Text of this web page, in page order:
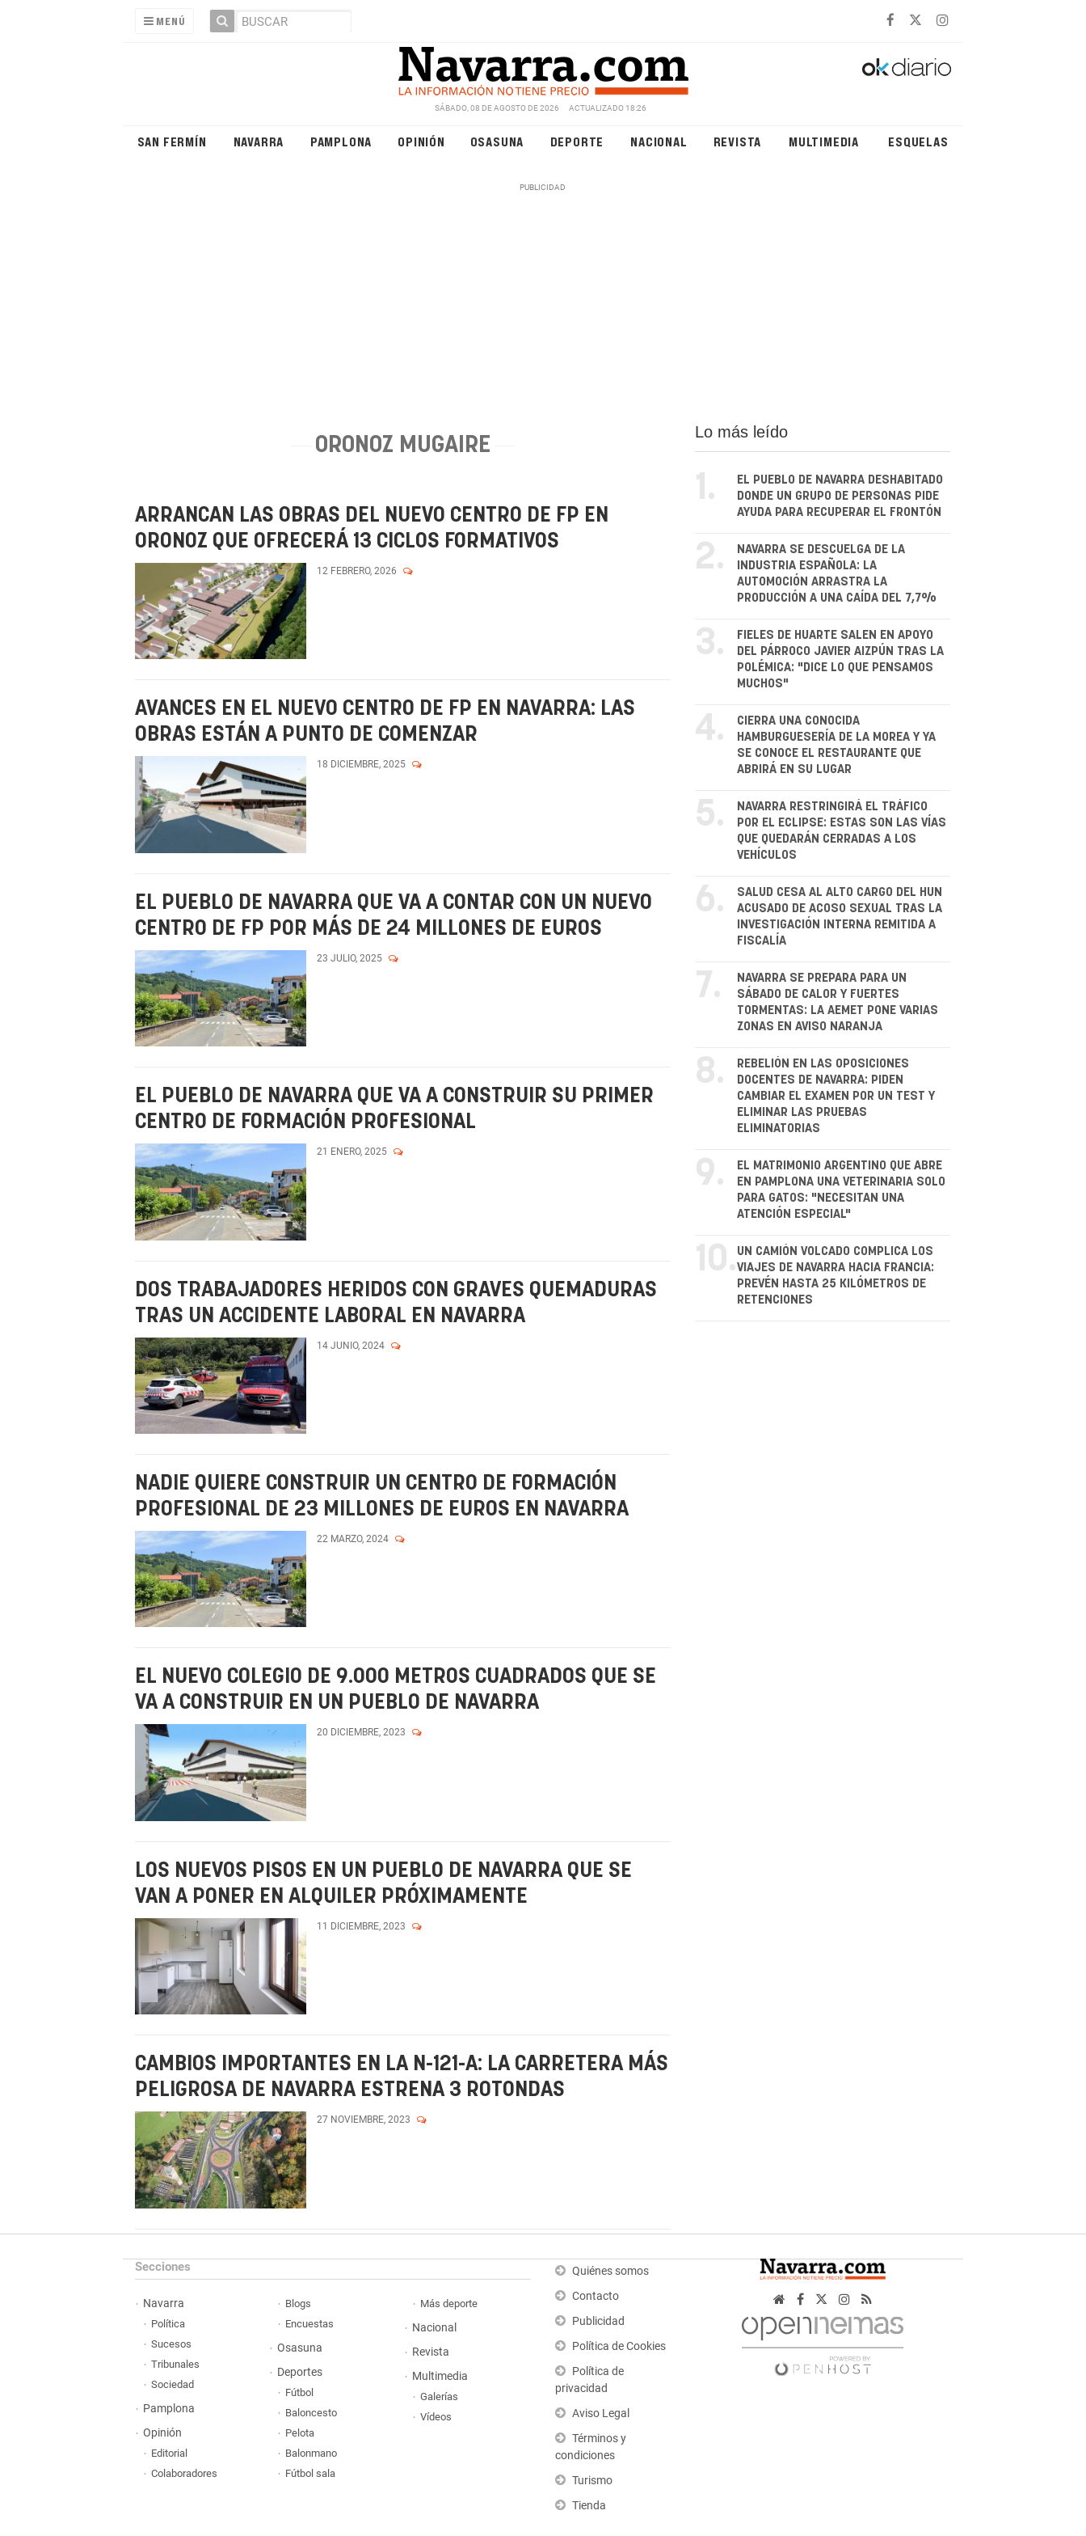
MENÚ
SÁBADO, 08 DE AGOSTO DE 2026 ACTUALIZADO 18:26
SAN FERMÍN NAVARRA PAMPLONA OPINIÓN OSASUNA DEPORTE NACIONAL REVISTA MULTIMEDIA ESQUELAS
ORONOZ MUGAIRE
ARRANCAN LAS OBRAS DEL NUEVO CENTRO DE FP EN
ORONOZ QUE OFRECERÁ 13 CICLOS FORMATIVOS
12 FEBRERO, 2026
AVANCES EN EL NUEVO CENTRO DE FP EN NAVARRA: LAS
OBRAS ESTÁN A PUNTO DE COMENZAR
18 DICIEMBRE, 2025
EL PUEBLO DE NAVARRA QUE VA A CONTAR CON UN NUEVO
CENTRO DE FP POR MÁS DE 24 MILLONES DE EUROS
23 JULIO, 2025
EL PUEBLO DE NAVARRA QUE VA A CONSTRUIR SU PRIMER
CENTRO DE FORMACIÓN PROFESIONAL
21 ENERO, 2025
DOS TRABAJADORES HERIDOS CON GRAVES QUEMADURAS
TRAS UN ACCIDENTE LABORAL EN NAVARRA
14 JUNIO, 2024
NADIE QUIERE CONSTRUIR UN CENTRO DE FORMACIÓN
PROFESIONAL DE 23 MILLONES DE EUROS EN NAVARRA
22 MARZO, 2024
EL NUEVO COLEGIO DE 9.000 METROS CUADRADOS QUE SE
VA A CONSTRUIR EN UN PUEBLO DE NAVARRA
20 DICIEMBRE, 2023
LOS NUEVOS PISOS EN UN PUEBLO DE NAVARRA QUE SE
VAN A PONER EN ALQUILER PRÓXIMAMENTE
11 DICIEMBRE, 2023
CAMBIOS IMPORTANTES EN LA N-121-A: LA CARRETERA MÁS
PELIGROSA DE NAVARRA ESTRENA 3 ROTONDAS
27 NOVIEMBRE, 2023
Lo más leído
1.
EL PUEBLO DE NAVARRA DESHABITADO
DONDE UN GRUPO DE PERSONAS PIDE
AYUDA PARA RECUPERAR EL FRONTÓN
2.
NAVARRA SE DESCUELGA DE LA
INDUSTRIA ESPAÑOLA: LA
AUTOMOCIÓN ARRASTRA LA
PRODUCCIÓN A UNA CAÍDA DEL 7,7%
3.
FIELES DE HUARTE SALEN EN APOYO
DEL PÁRROCO JAVIER AIZPÚN TRAS LA
POLÉMICA: "DICE LO QUE PENSAMOS
MUCHOS"
4.
CIERRA UNA CONOCIDA
HAMBURGUESERÍA DE LA MOREA Y YA
SE CONOCE EL RESTAURANTE QUE
ABRIRÁ EN SU LUGAR
5.
NAVARRA RESTRINGIRÁ EL TRÁFICO
POR EL ECLIPSE: ESTAS SON LAS VÍAS
QUE QUEDARÁN CERRADAS A LOS
VEHÍCULOS
6.
SALUD CESA AL ALTO CARGO DEL HUN
ACUSADO DE ACOSO SEXUAL TRAS LA
INVESTIGACIÓN INTERNA REMITIDA A
FISCALÍA
7.
NAVARRA SE PREPARA PARA UN
SÁBADO DE CALOR Y FUERTES
TORMENTAS: LA AEMET PONE VARIAS
ZONAS EN AVISO NARANJA
8.
REBELIÓN EN LAS OPOSICIONES
DOCENTES DE NAVARRA: PIDEN
CAMBIAR EL EXAMEN POR UN TEST Y
ELIMINAR LAS PRUEBAS
ELIMINATORIAS
9.
EL MATRIMONIO ARGENTINO QUE ABRE
EN PAMPLONA UNA VETERINARIA SOLO
PARA GATOS: "NECESITAN UNA
ATENCIÓN ESPECIAL"
10. UN CAMIÓN VOLCADO COMPLICA LOS
VIAJES DE NAVARRA HACIA FRANCIA:
PREVÉN HASTA 25 KILÓMETROS DE
RETENCIONES
Secciones
Navarra
Política
Sucesos
Tribunales
Sociedad
Pamplona
Opinión
Editorial
Colaboradores
Blogs
Encuestas
Osasuna
Deportes
Fútbol
Baloncesto
Pelota
Balonmano
Fútbol sala
Más deporte
Nacional
Revista
Multimedia
Galerías
Vídeos
Quiénes somos
Contacto
Publicidad
Política de Cookies
Política de
privacidad
Aviso Legal
Términos y
condiciones
Turismo
Tienda